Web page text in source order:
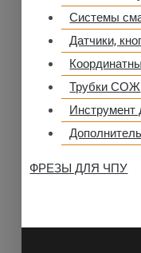
Системы
Датчики,
Трубки СОЖ
ФРЕЗЫ ДЛЯ ЧПУ